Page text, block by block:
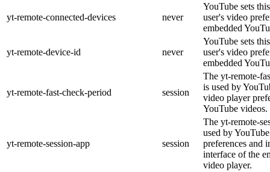
yt-remote-connected-devices never
YouTube sets
user's video
embedded
yt-remote-device-id never
YouTube sets
user's video
embedded
yt-remote-fast-check-period session
The yt-remote-
is used by
video player
YouTube videos.
yt-remote-session-app session
The yt-remote-
used by
preferences and
interface of the
video player.